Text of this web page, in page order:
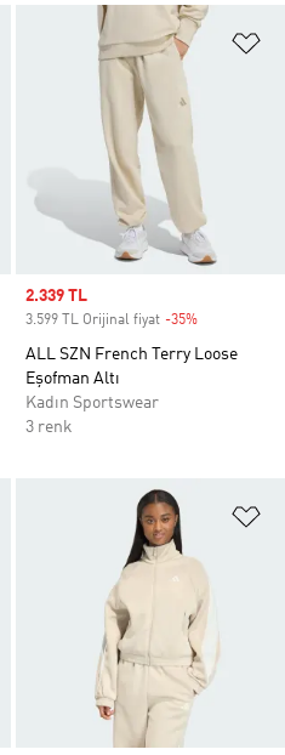
Favori Listesine Ekle
Sale price
2.339 TL
3.599 TL Orijinal fiyat -35%
ALL SZN French Terry Loose
Eşofman Altı
Kadın Sportswear
3 renk
Favori Listesine Ekle